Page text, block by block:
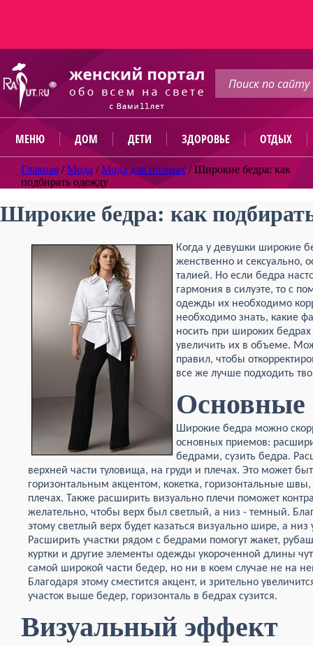
МЕНЮ ДОМ ДЕТИ ЗДОРОВЬЕ ОТДЫХ
Главная /Мода /Мода для полных /Широкие бедра: как
подбирать одежду
Широкие бедра: как
Когда у девушки широкие
женственно и сексуально,
талией. Но если бедра
гармония в силуэте, то с
одежды их необходимо
необходимо знать, какие
носить при широких бедрах
увеличить их в объеме.
правил, чтобы
все же лучше подходить
Широкие бедра можно
основных приемов:
бедрами, сузить бедра.
верхней части туловища, на груди и плечах. Это может
горизонтальным акцентом, кокетка, горизонтальные
плечах. Также расширить визуально плечи поможет
желательно, чтобы верх был светлый, а низ - темный.
этому светлый верх будет казаться визуально шире, а низ
Расширить участки рядом с бедрами помогут жакет,
куртки и другие элементы одежды укороченной длины
самой широкой части бедер, но ни в коем случае не на
Благодаря этому сместится акцент, и зрительно
участок выше бедер, горизонталь в бедрах сузится.
Визуальный эффект